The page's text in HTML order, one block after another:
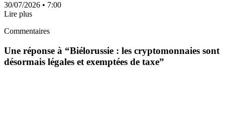
30/07/2026 • 7:00
Lire plus
Commentaires
Une réponse à “Biélorussie : les cryptomonnaies sont
désormais légales et exemptées de taxe”